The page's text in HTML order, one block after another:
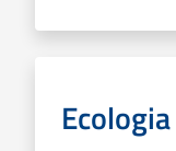
Ecologia